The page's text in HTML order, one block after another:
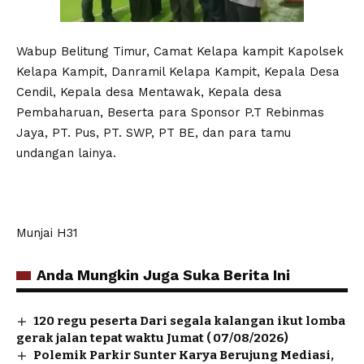
Wabup Belitung Timur, Camat Kelapa kampit Kapolsek
Kelapa Kampit, Danramil Kelapa Kampit, Kepala Desa
Cendil, Kepala desa Mentawak, Kepala desa
Pembaharuan, Beserta para Sponsor P.T Rebinmas
Jaya, PT. Pus, PT. SWP, PT BE, dan para tamu
undangan lainya.
Munjai H31
Anda Mungkin Juga Suka Berita Ini
120 regu peserta Dari segala kalangan ikut lomba
gerak jalan tepat waktu Jumat ( 07/08/2026)
Polemik Parkir Sunter Karya Berujung Mediasi,